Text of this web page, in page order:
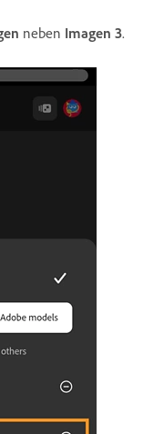
neben Imagen 3.